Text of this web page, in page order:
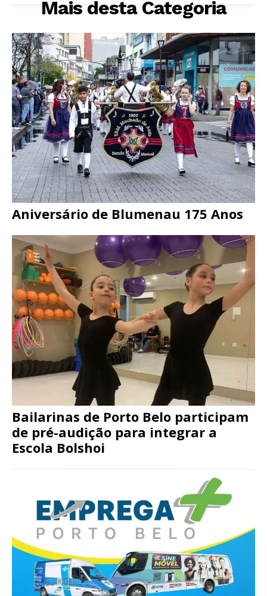
Mais desta Categoria
Aniversário de Blumenau 175 Anos
Bailarinas de Porto Belo participam
de pré-audição para integrar a
Escola Bolshoi